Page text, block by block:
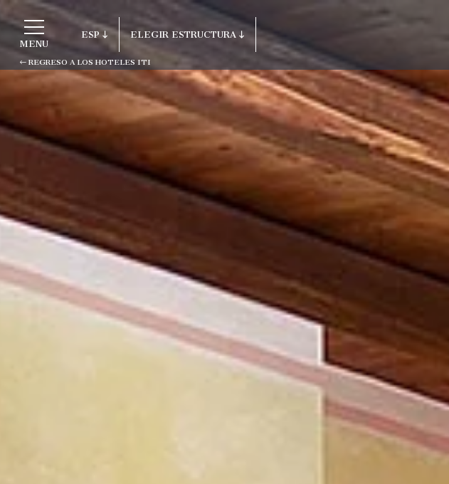
MENU
REGRESO A LOS HOTELES ITI
ESP
ITA
DEU
ELEGIR ESTRUCTURA
Regreso a los Hoteles ITI
Porto Cervo - Colonna Resort
S. Teresa di Gallura - Grand Hotel Colonna Capo
Baja Sardinia - Grand Hotel Smeraldo Beach
Porto Rotondo - Colonna Beach Hotel
Porto Cervo - Colonna Park Hotel
Porto Cervo - Colonna Country
Porto Rotondo - Colonna Du Golf
Porto Rotondo - Hotel Colonna San Marco
Olbia - Colonna Palace Hotel Mediterraneo
Antigua e Barbuda - Colonna Antigua Hotel